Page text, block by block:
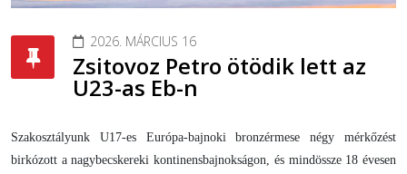
2026. MÁRCIUS 16
Zsitovoz Petro ötödik lett az
U23-as Eb-n
Szakosztályunk U17-es Európa-bajnoki bronzérmese négy mérkőzést
birkózott a nagybecskereki kontinensbajnokságon, és mindössze 18 évesen